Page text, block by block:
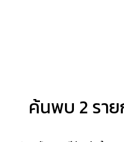
ค้นพบ 2 ราย